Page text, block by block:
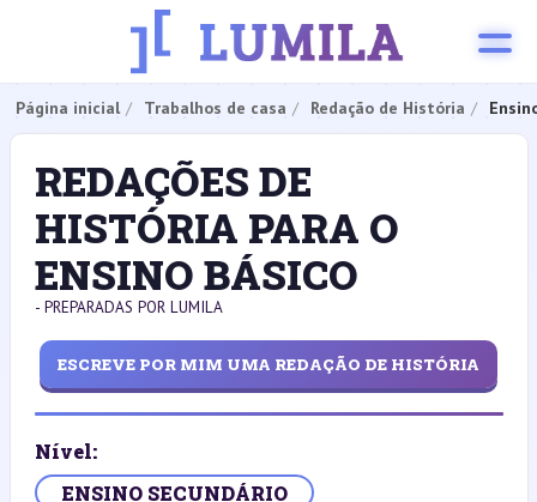
Página inicial Trabalhos de casa Redação de História
REDAÇÕES DE
HISTÓRIA PARA O
ENSINO BÁSICO
- PREPARADAS POR LUMILA
ESCREVE POR MIM UMA REDAÇÃO DE HISTÓRIA
Nível:
ENSINO SECUNDÁRIO